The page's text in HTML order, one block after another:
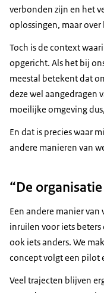
verbonden zijn en het
oplossingen, maar
Toch is de context
opgericht. Als het bij
meestal betekent dat
deze wel aangedragen
moeilijke omgeving
En dat is precies waar
andere manieren van
“De
Een andere manier
inruilen voor iets beters
ook iets anders. We
concept volgt een pilot
Veel trajecten blijven